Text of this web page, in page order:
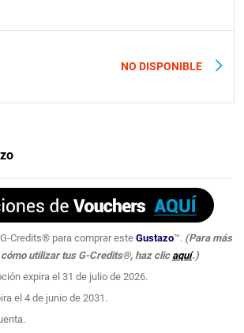
NO DISPONIBLE
Credits® para comprar este Gustazo™. (Para más
utilizar tus G-Credits®, haz clic aquí.)
expira el 31 de julio de 2026.
el 4 de junio de 2031.